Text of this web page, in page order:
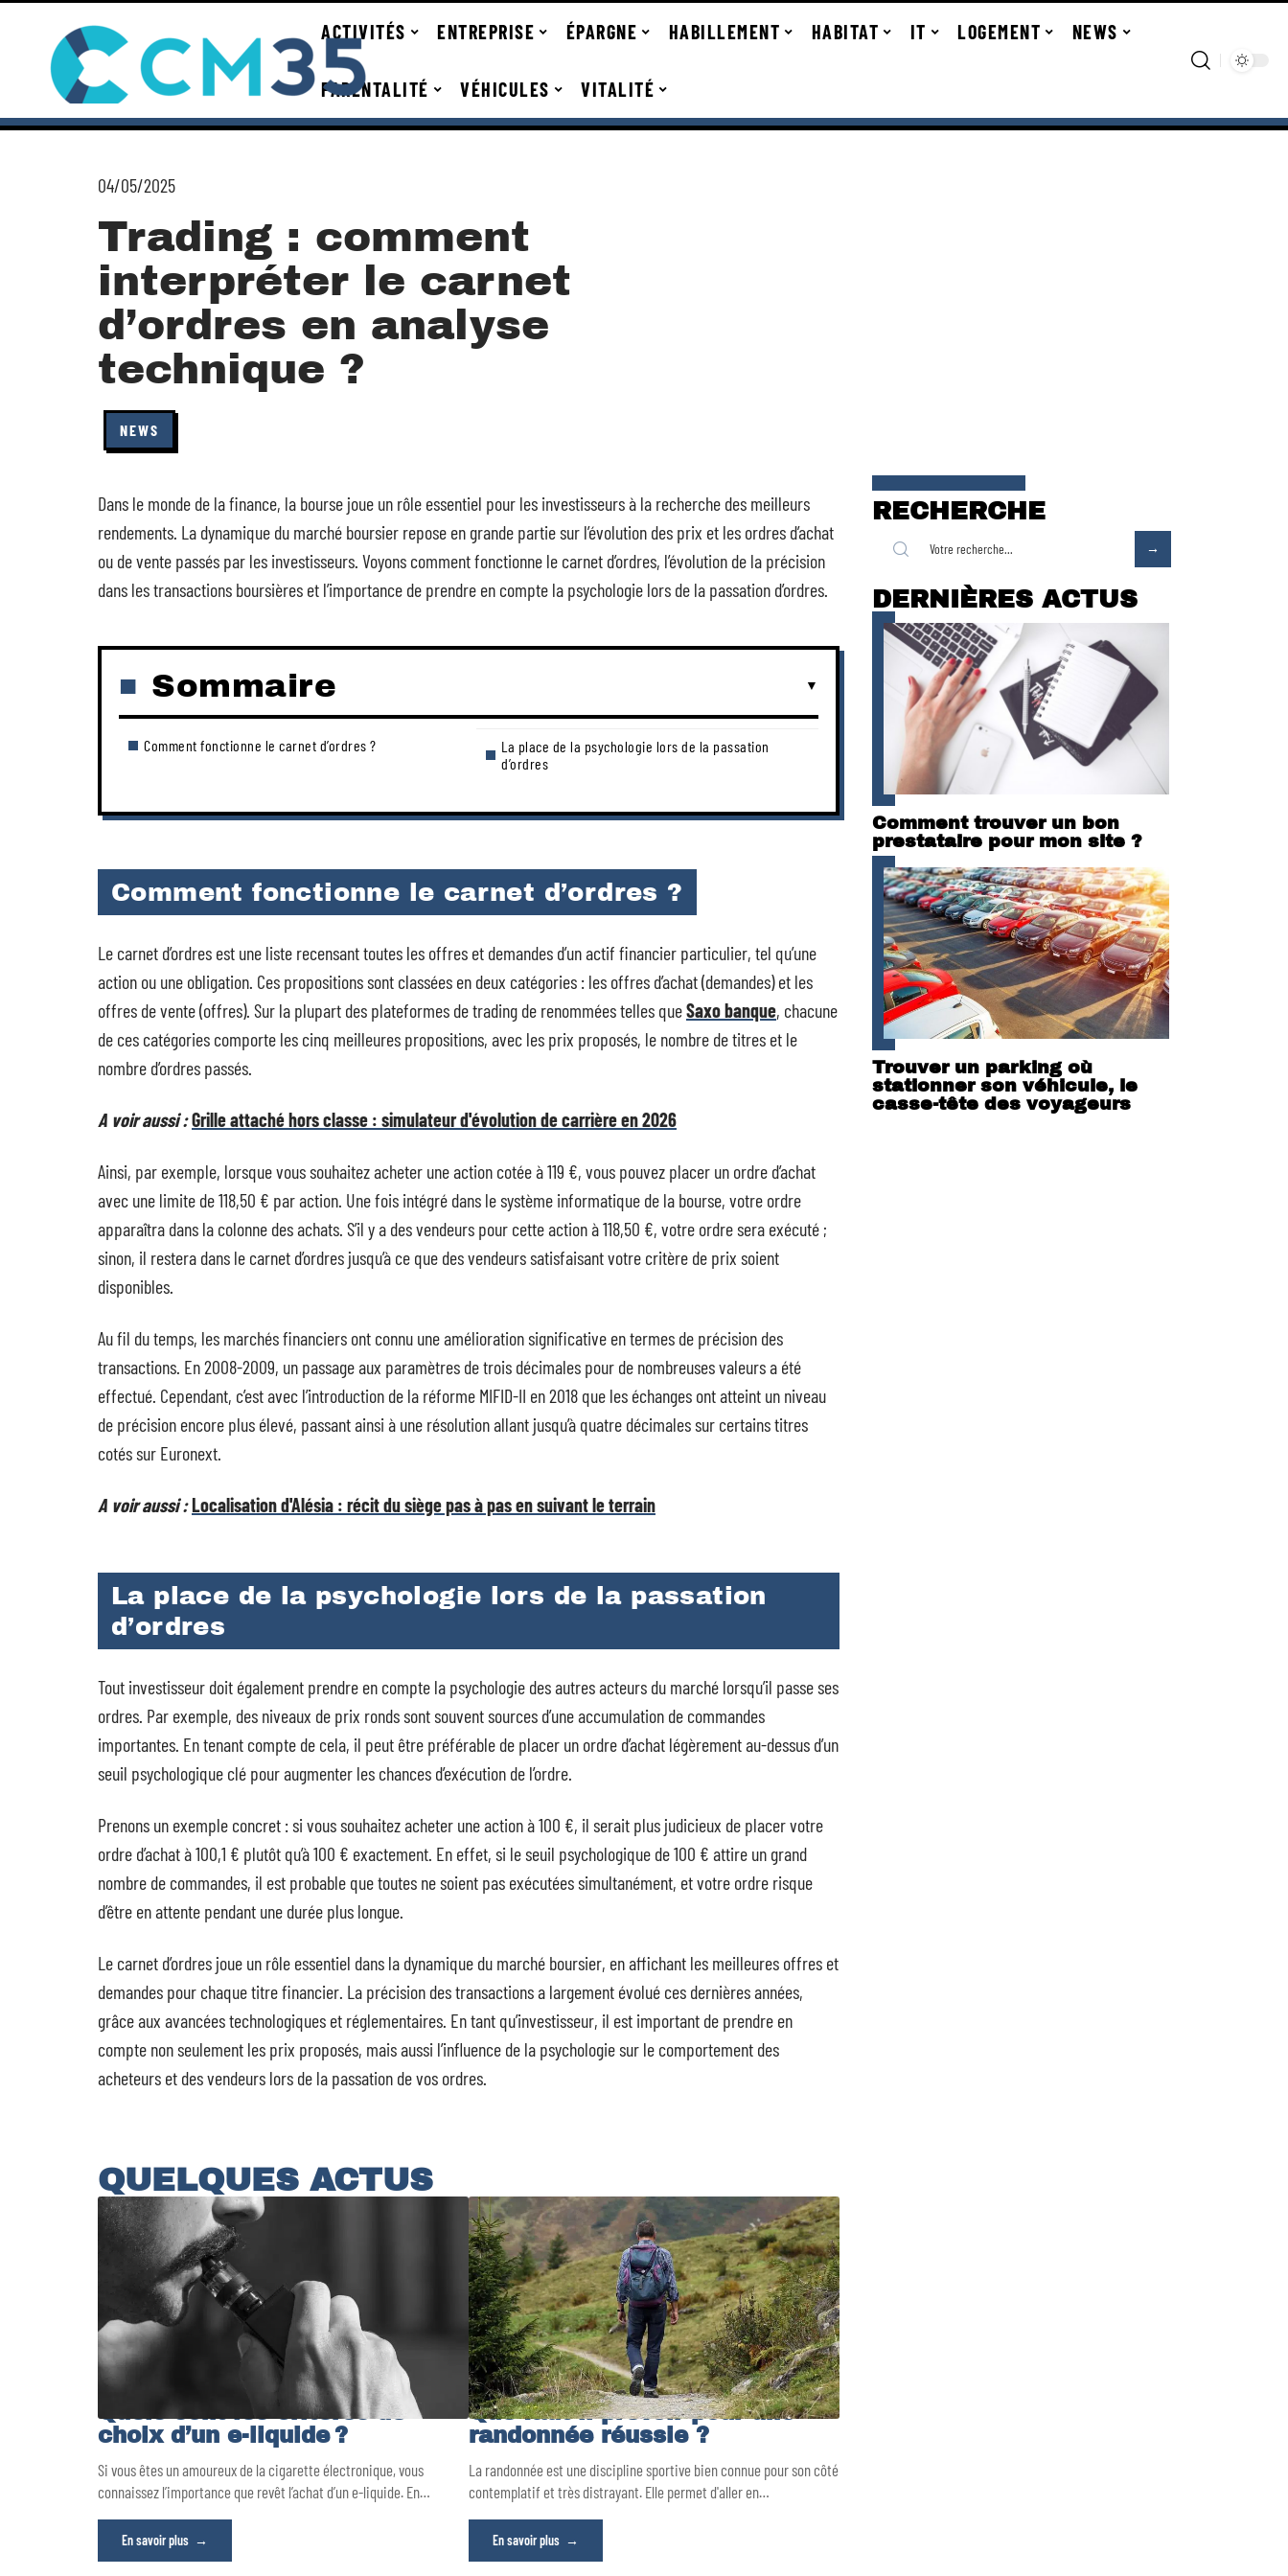
ACTIVITÉS ENTREPRISE ÉPARGNE HABILLEMENT HABITAT IT LOGEMENT NEWS
PARENTALITÉ VÉHICULES VITALITÉ
04/05/2025
Trading : comment
interpréter le carnet
d’ordres en analyse
technique ?
NEWS
Dans le monde de la finance, la bourse joue un rôle essentiel pour les investisseurs à la recherche des meilleurs
rendements. La dynamique du marché boursier repose en grande partie sur l’évolution des prix et les ordres d’achat
ou de vente passés par les investisseurs. Voyons comment fonctionne le carnet d’ordres, l’évolution de la précision
dans les transactions boursières et l’importance de prendre en compte la psychologie lors de la passation d’ordres.
Sommaire
Comment fonctionne le carnet d’ordres ?
La place de la psychologie lors de la passation
d’ordres
Comment fonctionne le carnet d’ordres ?
Le carnet d’ordres est une liste recensant toutes les offres et demandes d’un actif financier particulier, tel qu’une
action ou une obligation. Ces propositions sont classées en deux catégories : les offres d’achat (demandes) et les
offres de vente (offres). Sur la plupart des plateformes de trading de renommées telles queSaxo banque, chacune
de ces catégories comporte les cinq meilleures propositions, avec les prix proposés, le nombre de titres et le
nombre d’ordres passés.
A voir aussi :Grille attaché hors classe : simulateur d'évolution de carrière en 2026
Ainsi, par exemple, lorsque vous souhaitez acheter une action cotée à 119 €, vous pouvez placer un ordre d’achat
avec une limite de 118,50 € par action. Une fois intégré dans le système informatique de la bourse, votre ordre
apparaîtra dans la colonne des achats. S’il y a des vendeurs pour cette action à 118,50 €, votre ordre sera exécuté ;
sinon, il restera dans le carnet d’ordres jusqu’à ce que des vendeurs satisfaisant votre critère de prix soient
disponibles.
Au fil du temps, les marchés financiers ont connu une amélioration significative en termes de précision des
transactions. En 2008-2009, un passage aux paramètres de trois décimales pour de nombreuses valeurs a été
effectué. Cependant, c’est avec l’introduction de la réforme MIFID-II en 2018 que les échanges ont atteint un niveau
de précision encore plus élevé, passant ainsi à une résolution allant jusqu’à quatre décimales sur certains titres
cotés sur Euronext.
A voir aussi :Localisation d'Alésia : récit du siège pas à pas en suivant le terrain
La place de la psychologie lors de la passation
d’ordres
Tout investisseur doit également prendre en compte la psychologie des autres acteurs du marché lorsqu’il passe ses
ordres. Par exemple, des niveaux de prix ronds sont souvent sources d’une accumulation de commandes
importantes. En tenant compte de cela, il peut être préférable de placer un ordre d’achat légèrement au-dessus d’un
seuil psychologique clé pour augmenter les chances d’exécution de l’ordre.
Prenons un exemple concret : si vous souhaitez acheter une action à 100 €, il serait plus judicieux de placer votre
ordre d’achat à 100,1 € plutôt qu’à 100 € exactement. En effet, si le seuil psychologique de 100 € attire un grand
nombre de commandes, il est probable que toutes ne soient pas exécutées simultanément, et votre ordre risque
d’être en attente pendant une durée plus longue.
Le carnet d’ordres joue un rôle essentiel dans la dynamique du marché boursier, en affichant les meilleures offres et
demandes pour chaque titre financier. La précision des transactions a largement évolué ces dernières années,
grâce aux avancées technologiques et réglementaires. En tant qu’investisseur, il est important de prendre en
compte non seulement les prix proposés, mais aussi l’influence de la psychologie sur le comportement des
acheteurs et des vendeurs lors de la passation de vos ordres.
QUELQUES ACTUS
Quels sont les critères de
choix d’un e-liquide ?
Si vous êtes un amoureux de la cigarette électronique, vous
connaissez l’importance que revêt l’achat d’un e-liquide. En…
En savoir plus
Que faut-il prévoir pour une
randonnée réussie ?
La randonnée est une discipline sportive bien connue pour son côté
contemplatif et très distrayant. Elle permet d'aller en…
En savoir plus
RECHERCHE
DERNIÈRES ACTUS
Comment trouver un bon
prestataire pour mon site ?
Trouver un parking où
stationner son véhicule, le
casse-tête des voyageurs